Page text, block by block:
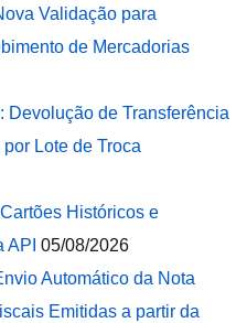
Validação para
de Mercadorias
Devolução de Transferência
Lote de Troca
Históricos e
05/08/2026
Automático da Nota
Emitidas a partir da